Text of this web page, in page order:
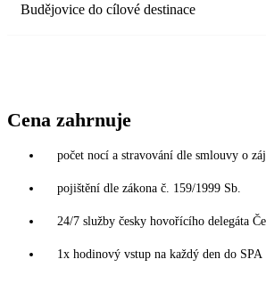
Budějovice do cílové destinace
Cena zahrnuje
počet nocí a stravování dle smlouvy o
pojištění dle zákona č. 159/1999 Sb.
24/7 služby česky hovořícího delegáta
1x hodinový vstup na každý den do SPA